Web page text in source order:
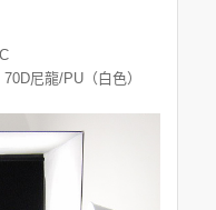
尼龍/PU（白色）